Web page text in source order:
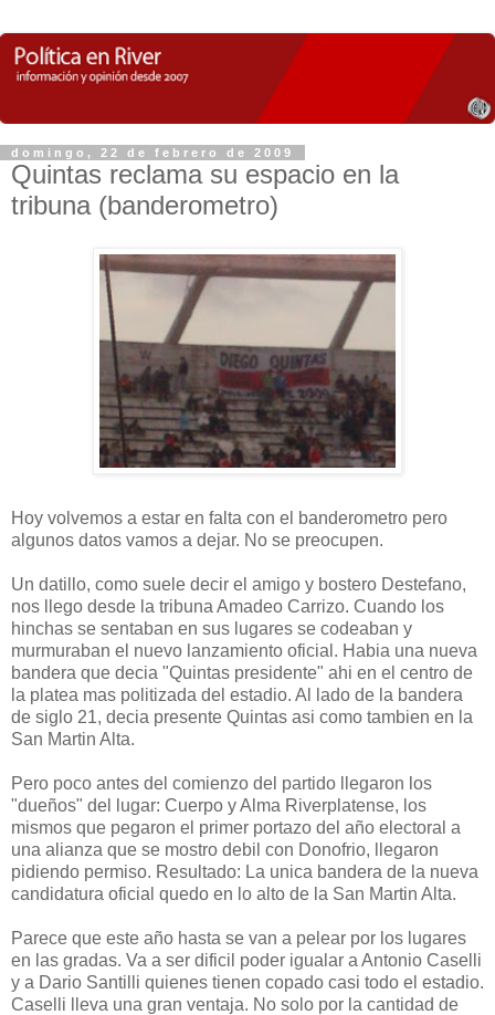
domingo, 22 de febrero de 2009
Quintas reclama su espacio en la
tribuna (banderometro)
Hoy volvemos a estar en falta con el banderometro pero
algunos datos vamos a dejar. No se preocupen.
Un datillo, como suele decir el amigo y bostero Destefano,
nos llego desde la tribuna Amadeo Carrizo. Cuando los
hinchas se sentaban en sus lugares se codeaban y
murmuraban el nuevo lanzamiento oficial. Habia una nueva
bandera que decia "Quintas presidente" ahi en el centro de
la platea mas politizada del estadio. Al lado de la bandera
de siglo 21, decia presente Quintas asi como tambien en la
San Martin Alta.
Pero poco antes del comienzo del partido llegaron los
"dueños" del lugar: Cuerpo y Alma Riverplatense, los
mismos que pegaron el primer portazo del año electoral a
una alianza que se mostro debil con Donofrio, llegaron
pidiendo permiso. Resultado: La unica bandera de la nueva
candidatura oficial quedo en lo alto de la San Martin Alta.
Parece que este año hasta se van a pelear por los lugares
en las gradas. Va a ser dificil poder igualar a Antonio Caselli
y a Dario Santilli quienes tienen copado casi todo el estadio.
Caselli lleva una gran ventaja. No solo por la cantidad de